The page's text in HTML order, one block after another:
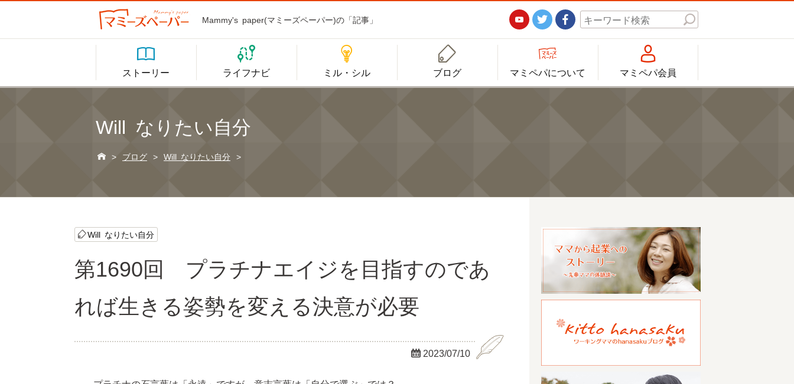
Mammy's paper(マミーズペーパー)の「記事」   

ストーリー

ライフナビ

ミル・シル

ブログ

マミペパについて

マミペパ会員
Will なりたい自分
 > ブログ > Will なりたい自分 >
Will なりたい自分
第1690回 プラチナエイジを目指すのであ
れば生きる姿勢を変える決意が必要
 2023/07/10